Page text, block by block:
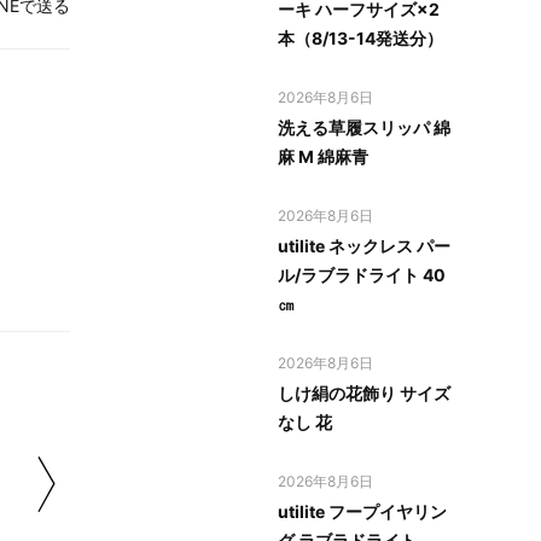
で送る
ーキ ハーフサイズ×2
本（8/13-14発送分）
2026年8月6日
洗える草履スリッパ 綿
麻 M 綿麻青
2026年8月6日
utilite ネックレス パー
ル/ラブラドライト 40
㎝
2026年8月6日
しけ絹の花飾り サイズ
なし 花
2026年8月6日
utilite フープイヤリン